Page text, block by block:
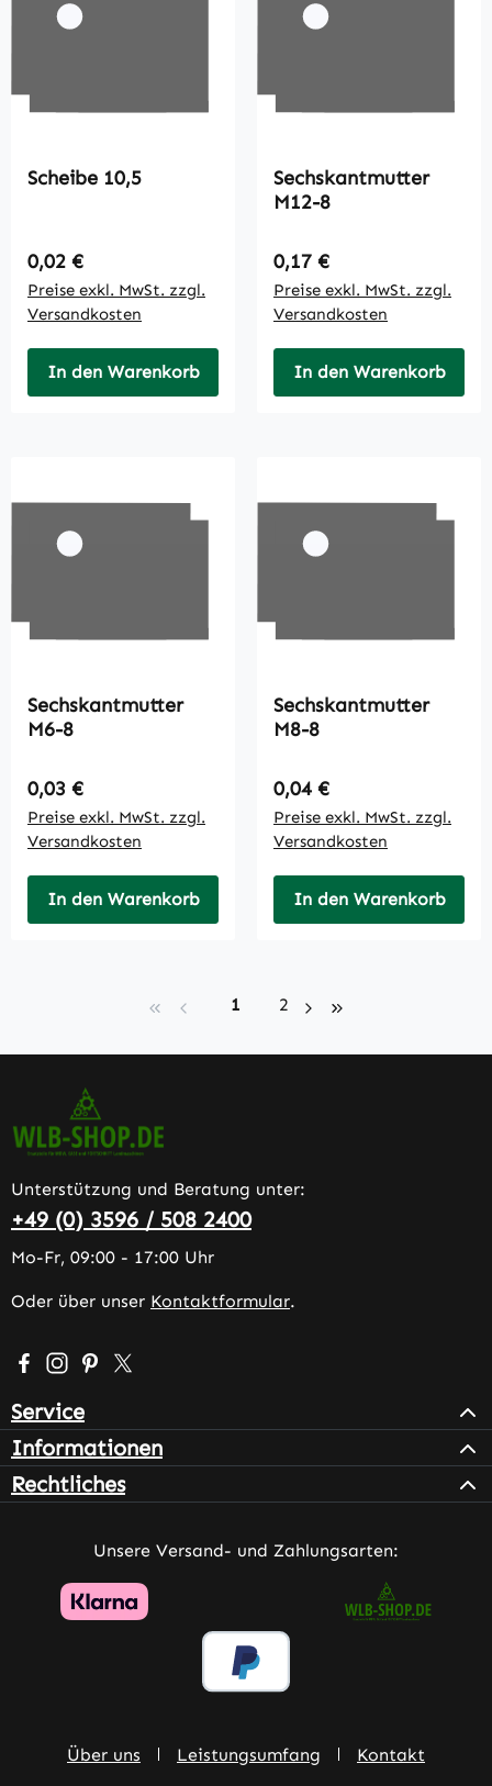
Scheibe 10,5
Regulärer Preis:
0,02 €
Preise exkl. MwSt. zzgl.
Versandkosten
In den Warenkorb
Sechskantmutter
M12-8
Regulärer Preis:
0,17 €
Preise exkl. MwSt. zzgl.
Versandkosten
In den Warenkorb
Sechskantmutter
M6-8
Regulärer Preis:
0,03 €
Preise exkl. MwSt. zzgl.
Versandkosten
In den Warenkorb
Sechskantmutter
M8-8
Regulärer Preis:
0,04 €
Preise exkl. MwSt. zzgl.
Versandkosten
In den Warenkorb
Seite
1 Seite
2
Unterstützung und Beratung unter:
+49 (0) 3596 / 508 2400
Mo-Fr, 09:00 - 17:00 Uhr
Oder über unser Kontaktformular.
Besuche uns auf Facebook – öffnet in neuem Tab
Schau auf Instagram vorbei – öffnet in neuem Tab
Lass dich auf Pinterest inspirieren – öffnet in
Folge uns auf X – öffnet in neuem Tab
Service
Informationen
Rechtliches
Unsere Versand- und Zahlungsarten:
Über uns Leistungsumfang Kontakt